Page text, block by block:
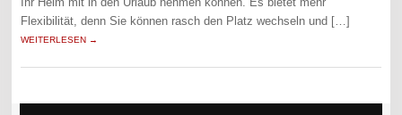
Flexibilität, denn Sie können rasch den Platz wechseln und […]
WEITERLESEN →